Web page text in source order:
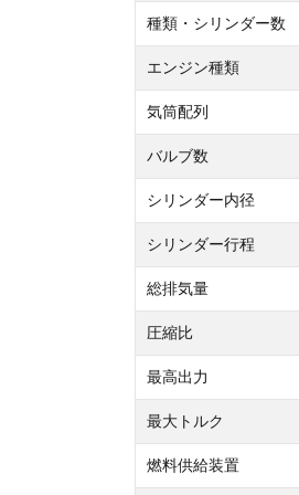
種類・シリンダー数
エンジン種類
気筒配列
バルブ数
シリンダー内径
シリンダー行程
総排気量
圧縮比
最高出力
最大トルク
燃料供給装置